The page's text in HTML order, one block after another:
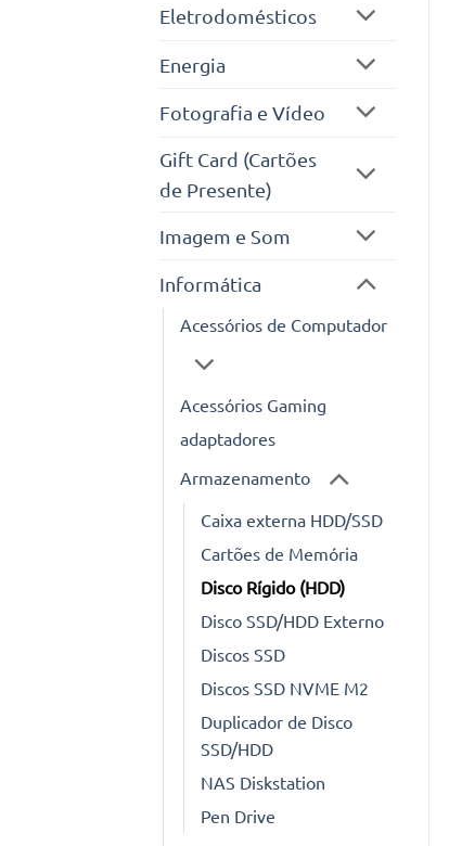
Eletrodomésticos
Energia
Fotografia e Vídeo
Gift Card (Cartões
de Presente)
Imagem e Som
Informática
Acessórios de Computador
Acessórios Gaming
adaptadores
Armazenamento
Caixa externa HDD/SSD
Cartões de Memória
Disco Rígido (HDD)
Disco SSD/HDD Externo
Discos SSD
Discos SSD NVME M2
Duplicador de Disco
SSD/HDD
NAS Diskstation
Pen Drive